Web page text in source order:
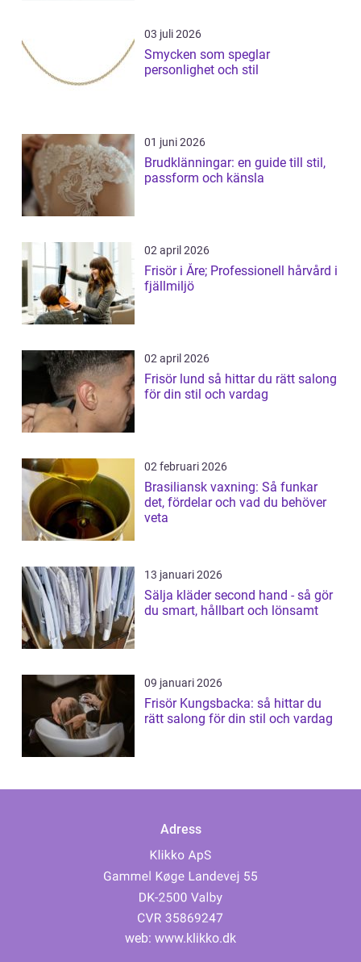
03 juli 2026
Smycken som speglar
personlighet och stil
01 juni 2026
Brudklänningar: en guide till stil,
passform och känsla
02 april 2026
Frisör i Åre; Professionell hårvård i
fjällmiljö
02 april 2026
Frisör lund så hittar du rätt salong
för din stil och vardag
02 februari 2026
Brasiliansk vaxning: Så funkar
det, fördelar och vad du behöver
veta
13 januari 2026
Sälja kläder second hand - så gör
du smart, hållbart och lönsamt
09 januari 2026
Frisör Kungsbacka: så hittar du
rätt salong för din stil och vardag
Adress
web: www.klikko.dk